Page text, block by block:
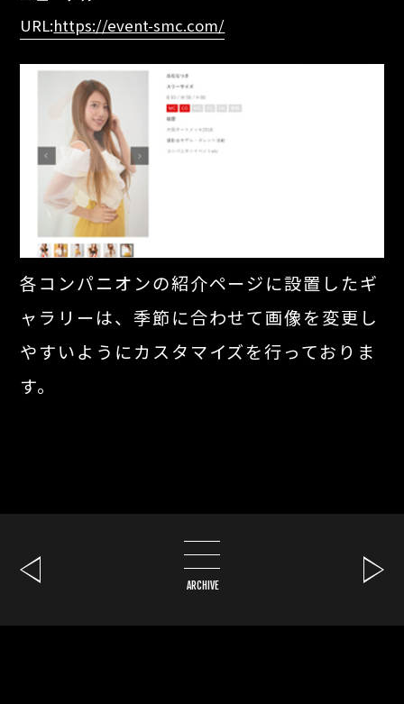
URL:https://event-smc.com/
各コンパニオンの紹介ページに設置したギ
ャラリーは、季節に合わせて画像を変更し
やすいようにカスタマイズを行っておりま
す。
ARCHIVE